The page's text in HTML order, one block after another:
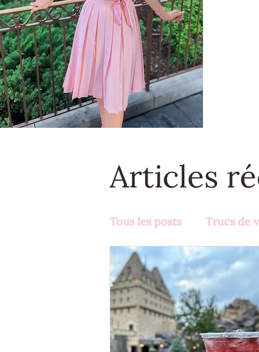
Articles
Tous les posts Trucs de
Activités en famille